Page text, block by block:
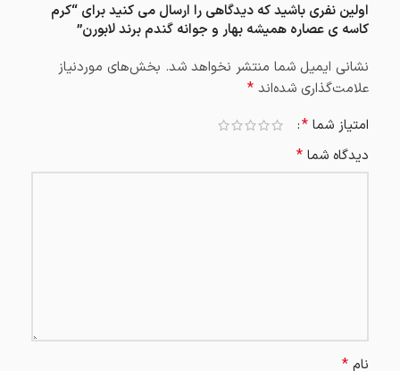
اولین نفری باشید که دیدگاهی را ارسال می کنید برای “کرم
کاسه ی عصاره همیشه بهار و جوانه گندم برند لابورن”
نشانی ایمیل شما منتشر نخواهد شد. بخش‌های موردنیاز
علامت‌گذاری شده‌اند *
امتیاز شما *
دیدگاه شما *
نام *